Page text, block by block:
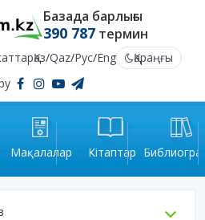
Базада барлығы
390 787термин
Қаз/Qaz/Рус/Eng
Қараңғы
Мақалалар Кітаптар